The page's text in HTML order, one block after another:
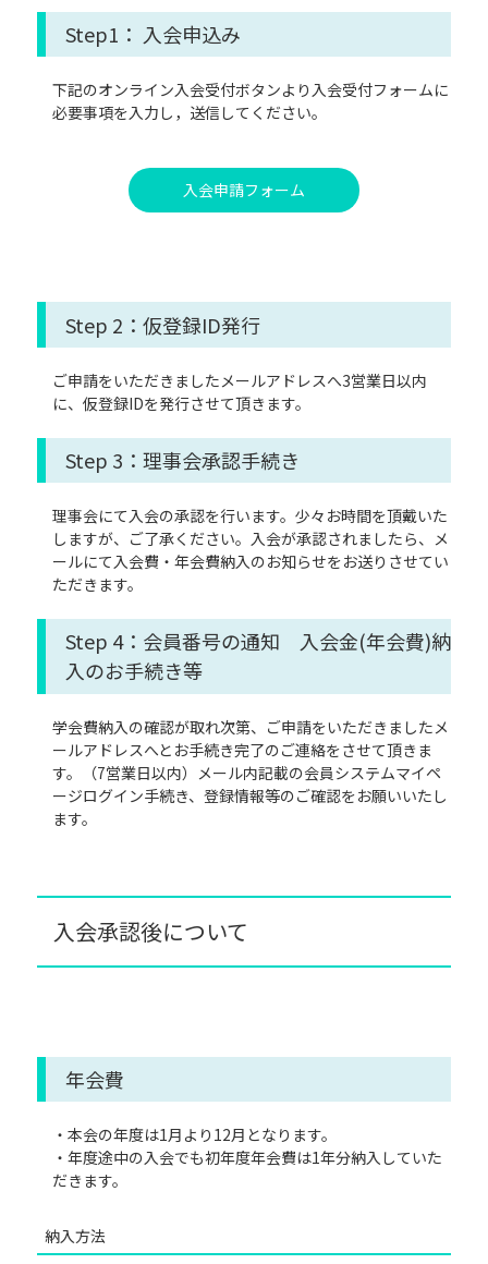
Step1： 入会申込み
下記のオンライン入会受付ボタンより入会受付フォームに
必要事項を入力し，送信してください。
入会申請フォーム
Step 2：仮登録ID発行
ご申請をいただきましたメールアドレスへ3営業日以内
に、仮登録IDを発行させて頂きます。
Step 3：理事会承認手続き
理事会にて入会の承認を行います。少々お時間を頂戴いた
しますが、ご了承ください。入会が承認されましたら、メ
ールにて入会費・年会費納入のお知らせをお送りさせてい
ただきます。
Step 4：会員番号の通知 入会金(年会費)納
入のお手続き等
学会費納入の確認が取れ次第、ご申請をいただきましたメ
ールアドレスへとお手続き完了のご連絡をさせて頂きま
す。（7営業日以内）メール内記載の会員システムマイペ
ージログイン手続き、登録情報等のご確認をお願いいたし
ます。
入会承認後について
年会費
・本会の年度は1月より12月となります。
・年度途中の入会でも初年度年会費は1年分納入していた
だきます。
納入方法